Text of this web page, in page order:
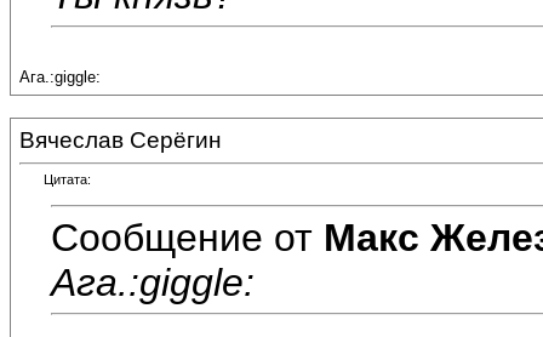
Ага.:giggle:
Вячеслав Серёгин
Цитата:
Сообщение от Макс
Ага.:giggle: